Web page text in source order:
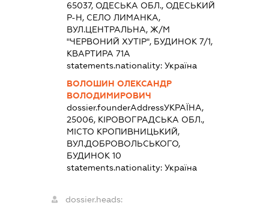
65037, ОДЕСЬКА ОБЛ., ОДЕСЬКИЙ
Р-Н, СЕЛО ЛИМАНКА,
ВУЛ.ЦЕНТРАЛЬНА, Ж/М
"ЧЕРВОНИЙ ХУТІР", БУДИНОК 7/1,
КВАРТИРА 71А
statements.nationality: Україна
ВОЛОШИН ОЛЕКСАНДР
ВОЛОДИМИРОВИЧ
dossier.founderAddressУКРАЇНА,
25006, КІРОВОГРАДСЬКА ОБЛ.,
МІСТО КРОПИВНИЦЬКИЙ,
ВУЛ.ДОБРОВОЛЬСЬКОГО,
БУДИНОК 10
statements.nationality: Україна
dossier.heads: